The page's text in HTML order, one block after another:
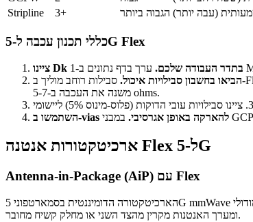
Stripline
3+ הגבוה ביותר (עבה יותר)
כללי תכנון עכבה ל-5G Flex
ציינו Dk בתדר העבודה שלכם.
הביאו בחשבון סבילויות איכול. סבילות רוחב מוליך ב-Flex PCB היא בדרך כלל פלוס-מינוס 15-25 מיקרון. ב-28 GHz, microstrip של 50 ohm על LCP בעובי 50 מיקרון הוא ברוחב של כ-120 מיקרון. סטייה של 25 מיקרון
משנה את העכבה ב-5-7 ohms.
השתמשו ב-vias להארקה באופן אגרסיבי.
ארכיטקטורות אנטנה Flex ל-5G
Antenna-in-Package (AiP) עם Flex
הארכיטקטורה הדומיננטית בסמארטפוני 5G mmWave משתמשת במודולי antenna-in-package, שבהם ה-Flex PCB נושא מערכי אנטנות patch ישירות. רכיב ה-RF IC (שבב beamforming) מותקן בצד אחד של ה-Flex,
ומערך האנטנות מקרין מהצד השני או מחלק קשיח מחובר.